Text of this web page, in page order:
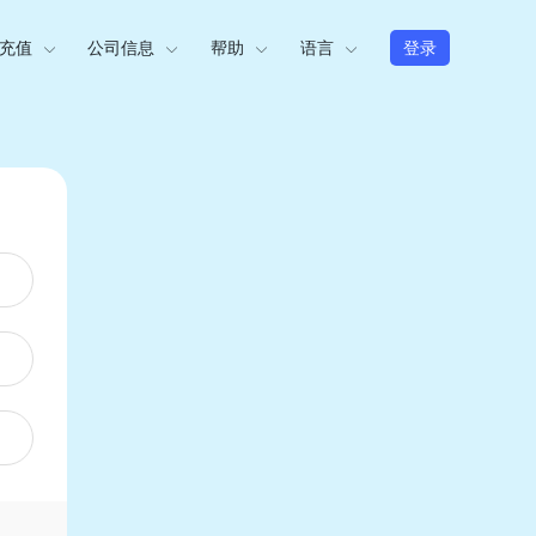
值 公司信息 帮助 语言 登录